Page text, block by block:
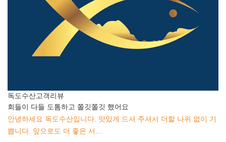
독도수산고객리뷰
회들이 다들 도톰하고 쫄깃쫄깃 했어요
안녕하세요 독도수산입니다. 맛있게 드셔 주셔서 더할 나위 없이 기
쁩니다. 앞으로도 더 좋은 서…